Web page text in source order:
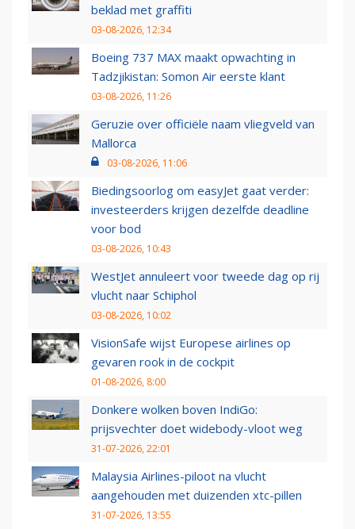
beklad met graffiti
03-08-2026, 12:34
Boeing 737 MAX maakt opwachting in
Tadzjikistan: Somon Air eerste klant
03-08-2026, 11:26
Geruzie over officiële naam vliegveld van
Mallorca
03-08-2026, 11:06
Biedingsoorlog om easyJet gaat verder:
investeerders krijgen dezelfde deadline
voor bod
03-08-2026, 10:43
WestJet annuleert voor tweede dag op rij
vlucht naar Schiphol
03-08-2026, 10:02
VisionSafe wijst Europese airlines op
gevaren rook in de cockpit
01-08-2026, 8:00
Donkere wolken boven IndiGo:
prijsvechter doet widebody-vloot weg
31-07-2026, 22:01
Malaysia Airlines-piloot na vlucht
aangehouden met duizenden xtc-pillen
31-07-2026, 13:55